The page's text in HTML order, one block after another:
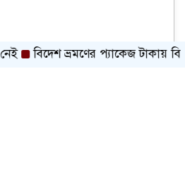
বিদেশ ভ্রমণের প্যাকেজ টাকায় বিক্রির